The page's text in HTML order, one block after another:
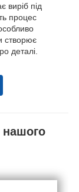
виріб під
процес
створює
деталі.
нашого